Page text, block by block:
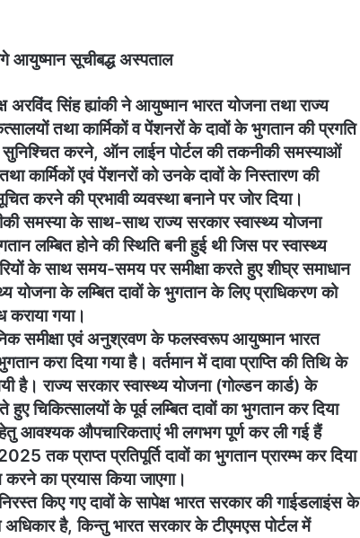
आयुष्मान सूचीबद्ध अस्पताल
सिंह ह्यांकी ने आयुष्मान भारत योजना तथा राज्य
तथा कार्मिकों व पेंशनरों के दावों के भुगतान की प्रगति
सुनिश्चित करने, ऑन लाईन पोर्टल की तकनीकी समस्याओं
कार्मिकों एवं पेंशनरों को उनके दावों के निस्तारण की
करने की प्रभावी व्यवस्था बनाने पर जोर दिया।
समस्या के साथ-साथ राज्य सरकार स्वास्थ्य योजना
लम्बित होने की स्थिति बनी हुई थी जिस पर स्वास्थ्य
के साथ समय-समय पर समीक्षा करते हुए शीघ्र समाधान
योजना के लम्बित दावों के भुगतान के लिए प्राधिकरण को
गया।
समीक्षा एवं अनुश्रवण के फलस्वरूप आयुष्मान भारत
करा दिया गया है। वर्तमान में दावा प्राप्ति की तिथि के
है। राज्य सरकार स्वास्थ्य योजना (गोल्डन कार्ड) के
चिकित्सालयों के पूर्व लम्बित दावों का भुगतान कर दिया
हेतु आवश्यक औपचारिकताएं भी लगभग पूर्ण कर ली गई हैं
प्राप्त प्रतिपूर्ति दावों का भुगतान प्रारम्भ कर दिया
का प्रयास किया जाएगा।
किए गए दावों के सापेक्ष भारत सरकार की गाईडलाइंस के
है, किन्तु भारत सरकार के टीएमएस पोर्टल में